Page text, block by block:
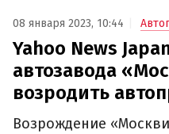
08 января 2023, 10:44
Yahoo News
автозавода
возродить
Возрождение